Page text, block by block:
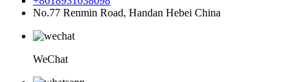
No.77 Renmin Road, Handan Hebei China
WeChat